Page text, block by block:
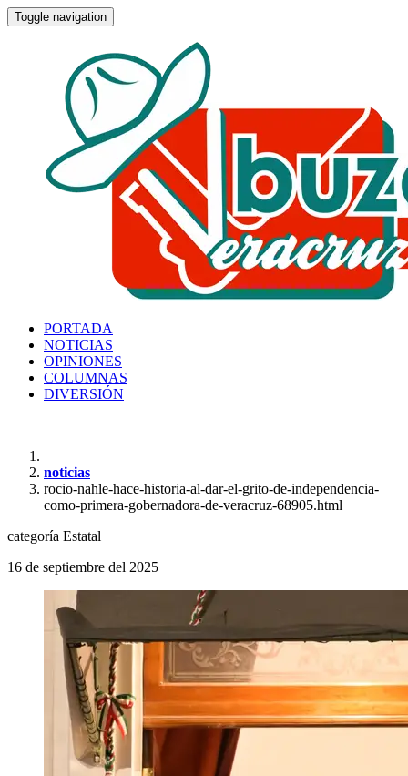
Toggle navigation
PORTADA
NOTICIAS
OPINIONES
COLUMNAS
DIVERSIÓN
noticias
rocio-nahle-hace-historia-al-dar-el-grito-de-independencia-
como-primera-gobernadora-de-veracruz-68905.html
categoría Estatal
16 de septiembre del 2025